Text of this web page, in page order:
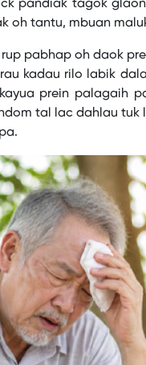
pandiak tagok
oh tantu, mbuan
pabhap oh daok
kadau rilo labik
prein palagaih
tal lac dahlau